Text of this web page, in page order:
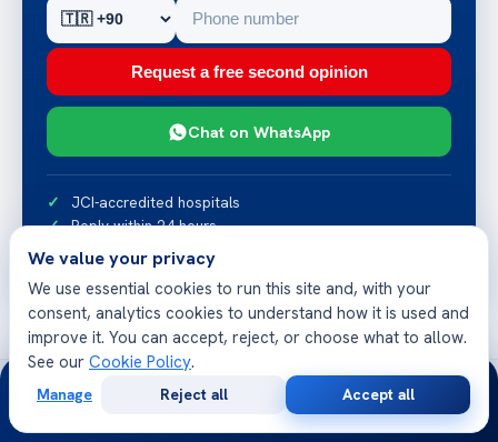
Request a free second opinion
Chat on WhatsApp
JCI-accredited hospitals
Reply within 24 hours
Multilingual patient team
We value your privacy
We use essential cookies to run this site and, with your
consent, analytics cookies to understand how it is used and
improve it. You can accept, reject, or choose what to allow.
See our Cookie Policy.
Manage Reject all Accept all
24/7
Consultation
Opinion